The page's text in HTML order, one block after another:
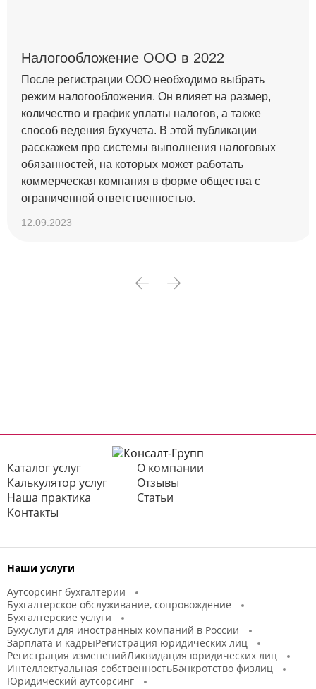
Налогообложение ООО в 2022
После регистрации ООО необходимо выбрать
режим налогообложения. Он влияет на размер,
количество и график уплаты налогов, а также
способ ведения бухучета. В этой публикации
расскажем про системы выполнения налоговых
обязанностей, на которых может работать
коммерческая компания в форме общества с
ограниченной ответственностью.
12.09.2023
Каталог услуг
О компании
Калькулятор услуг
Отзывы
Наша практика
Статьи
Контакты
Наши услуги
Аутсорсинг бухгалтерии
Бухгалтерское обслуживание, сопровождение
Бухгалтерские услуги
Бухуслуги для иностранных компаний в России
Зарплата и кадрыРегистрация юридических лиц
Регистрация измененийЛиквидация юридических лиц
Интеллектуальная собственностьБанкротство физлиц
Юридический аутсорсинг